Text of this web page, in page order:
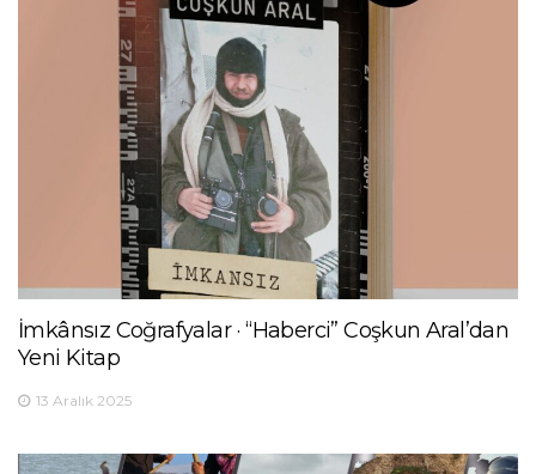
İmkânsız Coğrafyalar · “Haberci” Coşkun Aral’dan
Yeni Kitap
13 Aralık 2025